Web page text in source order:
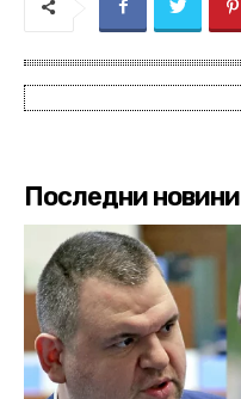
Последни новини